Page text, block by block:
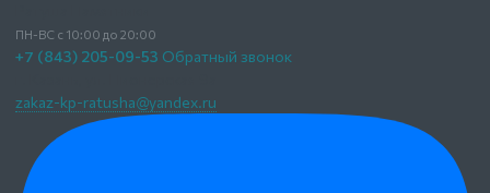
ПН-ВС с 10:00 до 20:00
+7 (843) 205-09-53 Обратный звонок
zakaz-kp-ratusha@yandex.ru